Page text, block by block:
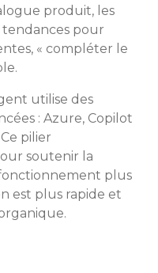
produit, les
tendances pour
« compléter le
utilise des
: Azure, Copilot
pilier
soutenir la
fonctionnement plus
est plus rapide et